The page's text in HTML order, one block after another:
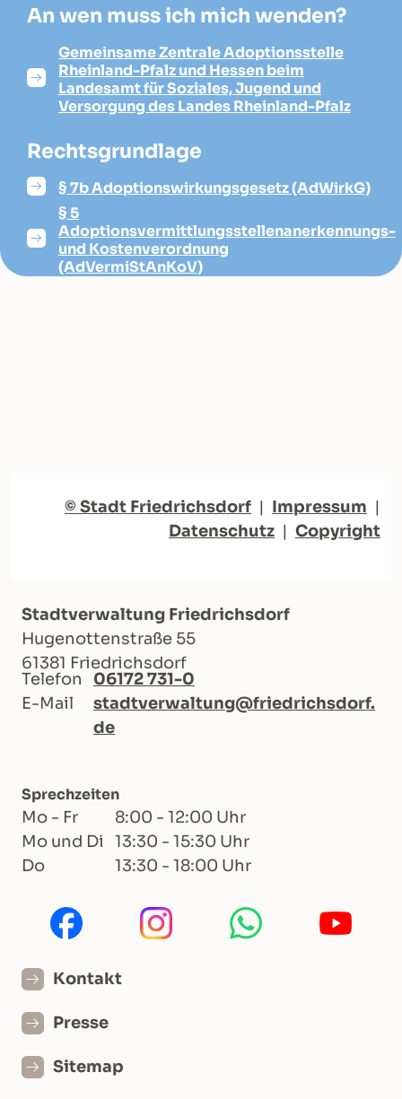
An wen muss ich mich wenden?
Gemeinsame Zentrale Adoptionsstelle
Rheinland-Pfalz und Hessen beim
Landesamt für Soziales, Jugend und
Versorgung des Landes Rheinland-Pfalz
Rechtsgrundlage
§ 7b Adoptionswirkungsgesetz (AdWirkG)
§ 5
Adoptionsvermittlungsstellenanerkennungs-
und Kostenverordnung
(AdVermiStAnKoV)
© Stadt Friedrichsdorf | Impressum |
Datenschutz | Copyright
Stadtverwaltung Friedrichsdorf
Hugenottenstraße 55
61381 Friedrichsdorf
Telefon
06172 731-0
E-Mail
stadtverwaltung@friedrichsdorf.
de
Sprechzeiten
Mo - Fr
8:00 - 12:00 Uhr
Mo und Di
13:30 - 15:30 Uhr
Do
13:30 - 18:00 Uhr
Kontakt
Presse
Sitemap